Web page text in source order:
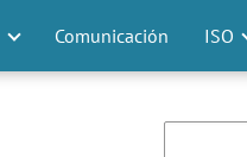
Comunicación ISO